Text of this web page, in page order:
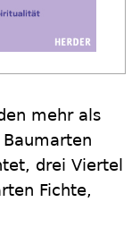
mehr als
drei Viertel
Fichte,